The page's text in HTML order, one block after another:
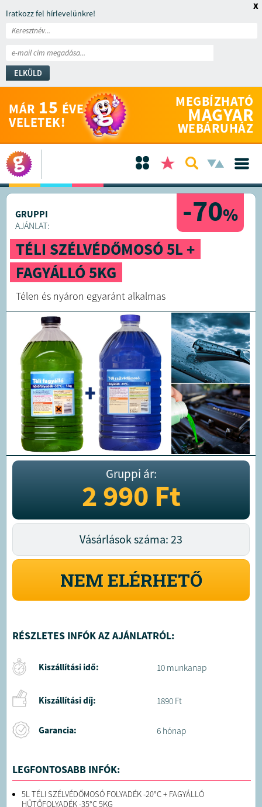
Iratkozz fel hírlevelünkre!
ELKÜLD
x
MÁR 15 ÉVE
VELETEK!
MEGBÍZHATÓ
MAGYAR
WEBÁRUHÁZ
-70%
GRUPPI
AJÁNLAT:
TÉLI SZÉLVÉDŐMOSÓ 5L +
FAGYÁLLÓ 5KG
Télen és nyáron egyaránt alkalmas
Gruppi ár:
2 990Ft
Vásárlások száma: 23
NEM ELÉRHETŐ
RÉSZLETES INFÓK AZ AJÁNLATRÓL:
Kiszállítási idő: 10 munkanap
Kiszállítási díj: 1890 Ft
Garancia: 6 hónap
LEGFONTOSABB INFÓK:
5L TÉLI SZÉLVÉDŐMOSÓ FOLYADÉK -20°C + FAGYÁLLÓ
HŰTŐFOLYADÉK -35°C 5KG